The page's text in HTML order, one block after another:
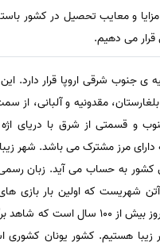
و معایب تحصیل در کشور
قرار می دهیم.
ی جنوب شرقی اروپا قرار دارد.
مقدونیه و آلبانی، از
و قسمتی از شرق با دریای
مرز مشترک می باشد. شهر
کشور به حساب می آید. زبان
شهریست که اولین بار بازی
برگزار شد و تا به امروز بیش از 100 سال
زیبا هستیم. کشور یونان